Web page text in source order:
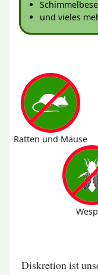
und vieles
Ratten und Mäuse
Diskretion ist